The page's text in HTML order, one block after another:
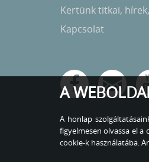
Kertünk titkai,
Kapcsolat
A
A honlap
figyelmesen olvassa el a
cookie-k használatába.